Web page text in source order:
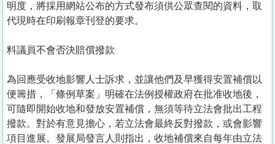
明度，將採用網站公布的方式發布須供公眾查閱的資料，取
代現時在印刷報章刊登的要求。
料議員不會否決賠償撥款
為回應受收地影響人士訴求，並讓他們及早獲得安置補償以
便籌措，「條例草案」明確在法例授權政府在批准收地後，
可隨即開始收地和發放安置補償，無須等待立法會批出工程
撥款。對於有意見擔心，若立法會最終反對撥款，或會影響
項目進展。發展局發言人則指出，收地補償來自每年由立法